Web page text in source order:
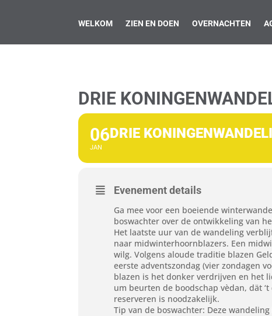
WELKOM ZIEN EN DOEN OVERNACHTEN
DRIE
06
JAN
DRIE
Evenement details
Ga mee voor een boeiende
boswachter over de ontwikkeling van
Het laatste uur van de wandeling
naar midwinterhoornblazers. Een
wilg. Volgens aloude traditie blazen
eerste adventszondag (vier zondagen
blazen is het donker verdrijven en het
um beurten de boodschap vèdan, dät
reserveren is noodzakelijk.
Tip van de boswachter: Deze